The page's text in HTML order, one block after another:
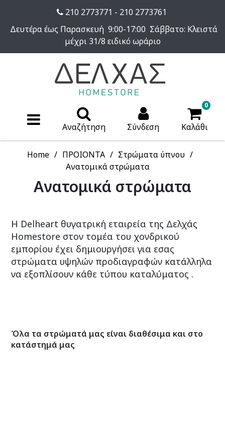
210 2773771 - 210 2773761
Δευτέρα έως Παρασκευή 9:00-17:00 Σάββατο: Κλειστά
μέχρι 31/8 ειδικό ωράριο
Αναζήτηση Σύνδεση
0
Καλάθι
Home ΠΡΟΙΟΝΤΑ
Στρώματα ύπνου
Ανατομικά στρώματα
Ανατομικά στρώματα
H Delheart θυγατρική εταιρεία της Δελχάς
Homestore στον τομέα του χονδρικού
εμπορίου έχει δημιουργήσει για εσας
στρώματα υψηλών προδιαγραφών κατάλληλα
να εξοπλίσουν κάθε τύπου καταλύματος .
Όλα τα στρώματά μας είναι διαθέσιμα και στο
κατάστημά μας